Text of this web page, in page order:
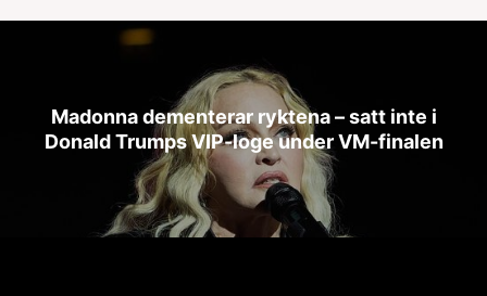
Madonna dementerar ryktena – satt inte i
Donald Trumps VIP-loge under VM-finalen